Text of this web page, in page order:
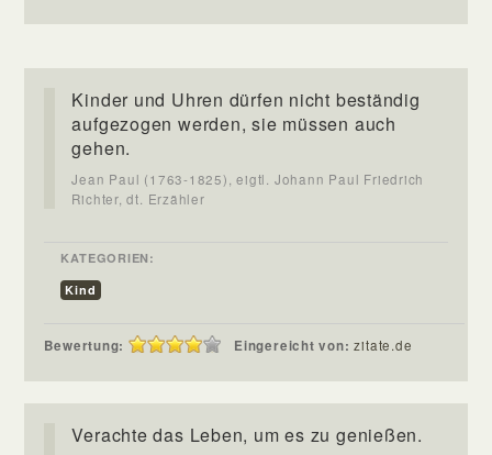
Kinder und Uhren dürfen nicht beständig
aufgezogen werden, sie müssen auch
gehen.
Jean Paul (1763-1825), eigtl. Johann Paul Friedrich
Richter, dt. Erzähler
KATEGORIEN:
Kind
Bewertung: Eingereicht von:zitate.de
Verachte das Leben, um es zu genießen.